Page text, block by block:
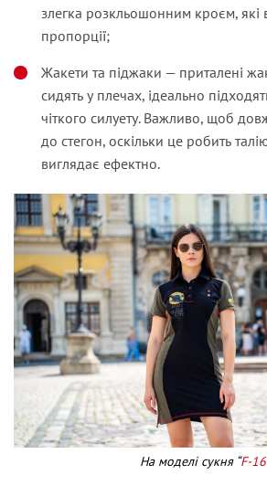
злегка розкльошонним кроєм, які
пропорції;
Жакети та піджаки — приталені
сидять у плечах, ідеально
чіткого силуету. Важливо, щоб
до стегон, оскільки це робить
виглядає ефектно.
На моделі сукня “F-16